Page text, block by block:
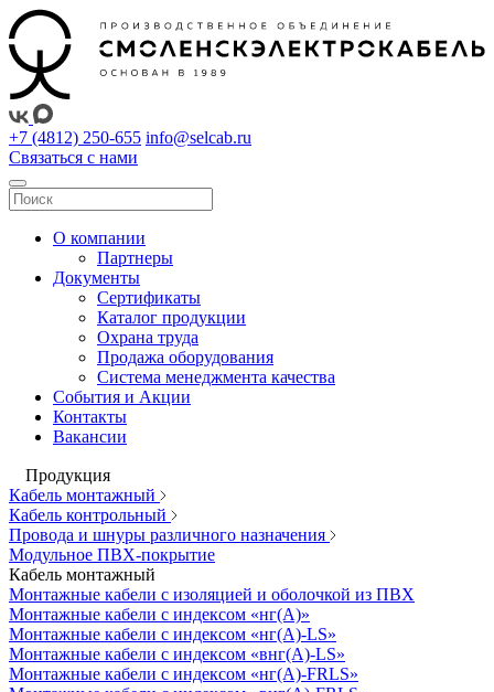
+7 (4812) 250-655 info@selcab.ru
Связаться с нами
О компании
Партнеры
Документы
Сертификаты
Каталог продукции
Охрана труда
Продажа оборудования
Система менеджмента качества
События и Акции
Контакты
Вакансии
Продукция
Кабель монтажный
Кабель контрольный
Провода и шнуры различного назначения
Модульное ПВХ-покрытие
Кабель монтажный
Монтажные кабели с изоляцией и оболочкой из ПВХ
Монтажные кабели с индексом «нг(А)»
Монтажные кабели с индексом «нг(А)-LS»
Монтажные кабели с индексом «внг(А)-LS»
Монтажные кабели с индексом «нг(А)-FRLS»